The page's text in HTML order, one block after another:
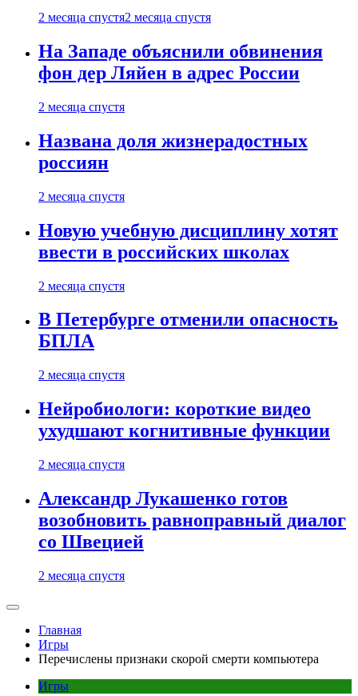
2 месяца спустя2 месяца спустя
На Западе объяснили обвинения
фон дер Ляйен в адрес России
2 месяца спустя
Названа доля жизнерадостных
россиян
2 месяца спустя
Новую учебную дисциплину хотят
ввести в российских школах
2 месяца спустя
В Петербурге отменили опасность
БПЛА
2 месяца спустя
Нейробиологи: короткие видео
ухудшают когнитивные функции
2 месяца спустя
Александр Лукашенко готов
возобновить равноправный диалог
со Швецией
2 месяца спустя
Главная
Игры
Перечислены признаки скорой смерти компьютера
Игры